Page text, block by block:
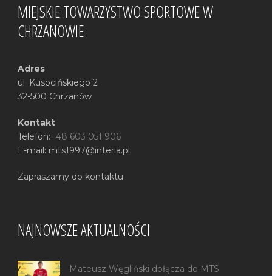
MIEJSKIE TOWARZYSTWO SPORTOWE W
CHRZANOWIE
Adres
ul. Kusocińskiego 2
32-500 Chrzanów
Kontakt
Telefon:+48 603 051 906
E-mail: mts1997@interia.pl
Zapraszamy do kontaktu
NAJNOWSZE AKTUALNOŚCI
Mateusz Węgliński dołącza do MTS